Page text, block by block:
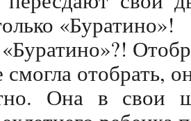
«Буратино»!
отобрать,
Она в свои